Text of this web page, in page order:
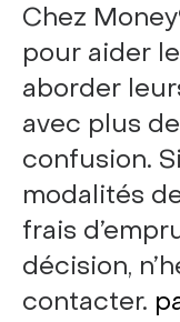
Chez
pour aider
aborder
avec plus
confusion.
modalités
frais
décision,
contacter.